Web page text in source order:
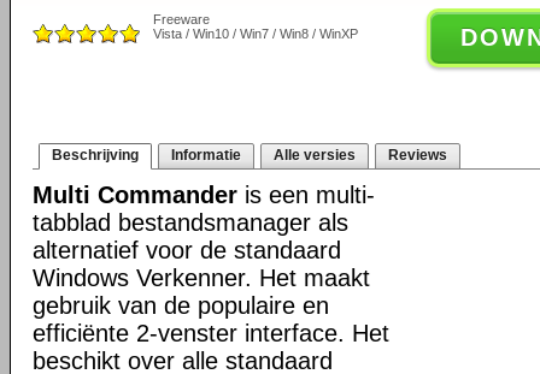
Freeware
Vista / Win10 / Win7 / Win8 / WinXP
Beschrijving Informatie Alle versies Reviews
Multi Commander is een multi-
tabblad bestandsmanager als
alternatief voor de standaard
Windows Verkenner. Het maakt
gebruik van de populaire en
efficiënte 2-venster interface. Het
beschikt over alle standaard